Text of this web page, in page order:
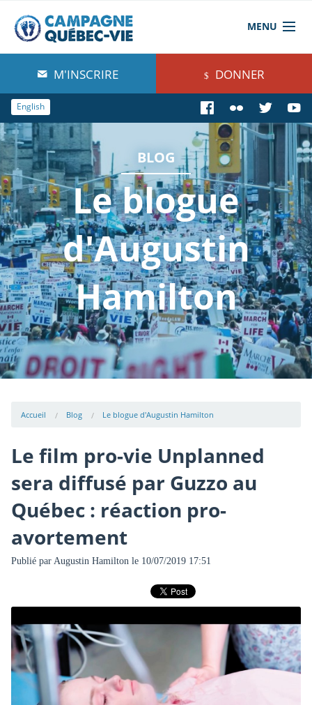
MENU
À propos de nous
Blog
Comprendre
Agir
Boutique
M'INSCRIRE DONNER
English
BLOG
Le blogue
d'Augustin
Hamilton
Accueil Blog Le blogue d'Augustin Hamilton
Le film pro-vie Unplanned
sera diffusé par Guzzo au
Québec : réaction pro-
avortement
Publié par Augustin Hamiltonle 10/07/2019 17:51